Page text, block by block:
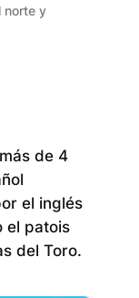
norte y
de 4
el inglés
el patois
del Toro.